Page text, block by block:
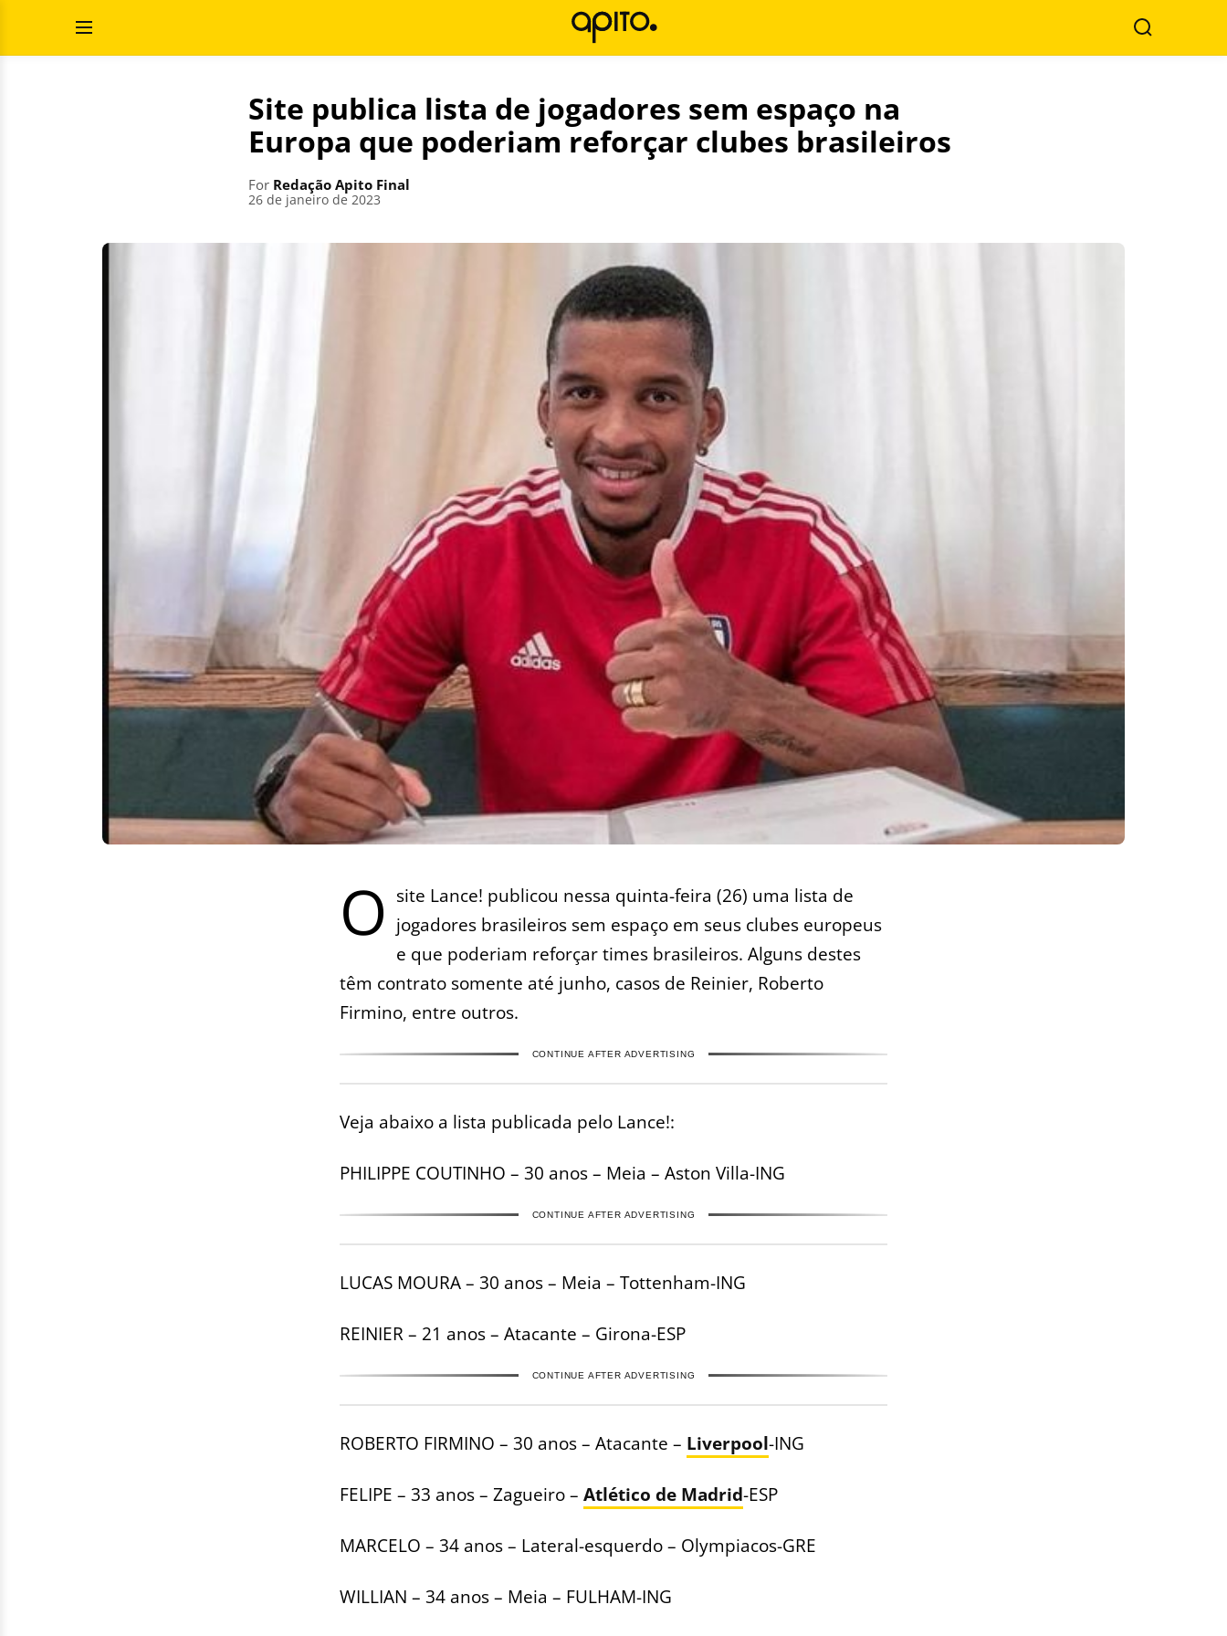
Open
Menu
Search
Site publica lista de jogadores sem espaço na
Europa que poderiam reforçar clubes brasileiros
For Redação Apito Final
26 de janeiro de 2023
O site Lance! publicou nessa quinta-feira (26) uma lista de
jogadores brasileiros sem espaço em seus clubes europeus
e que poderiam reforçar times brasileiros. Alguns destes
têm contrato somente até junho, casos de Reinier, Roberto
Firmino, entre outros.
CONTINUE AFTER ADVERTISING
Veja abaixo a lista publicada pelo Lance!:
PHILIPPE COUTINHO – 30 anos – Meia – Aston Villa-ING
CONTINUE AFTER ADVERTISING
LUCAS MOURA – 30 anos – Meia – Tottenham-ING
REINIER – 21 anos – Atacante – Girona-ESP
CONTINUE AFTER ADVERTISING
ROBERTO FIRMINO – 30 anos – Atacante – Liverpool-ING
FELIPE – 33 anos – Zagueiro – Atlético de Madrid-ESP
MARCELO – 34 anos – Lateral-esquerdo – Olympiacos-GRE
WILLIAN – 34 anos – Meia – FULHAM-ING